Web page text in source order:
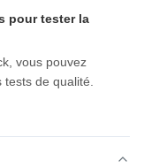
pour tester la
vous pouvez
de qualité.